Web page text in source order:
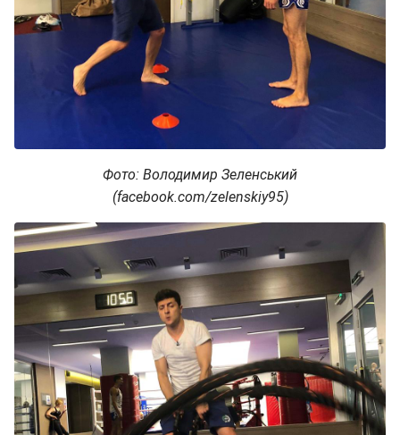
Фото: Володимир Зеленський
(facebook.com/zelenskiy95)